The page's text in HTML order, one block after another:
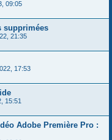
09:05
supprimées
21:35
17:53
15:51
Adobe Première Pro :